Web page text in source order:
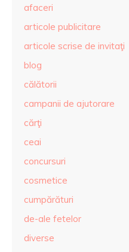
afaceri
articole publicitare
articole scrise de invitaţi
blog
călătorii
campanii de ajutorare
cărţi
ceai
concursuri
cosmetice
cumpărături
de-ale fetelor
diverse